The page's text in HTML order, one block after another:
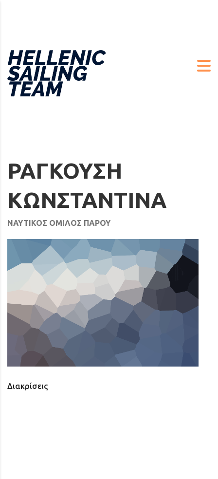
ΡΑΓΚΟΥΣΗ
ΚΩΝΣΤΑΝΤΙΝΑ
ΝΑΥΤΙΚΟΣ ΟΜΙΛΟΣ ΠΑΡΟΥ
Διακρίσεις